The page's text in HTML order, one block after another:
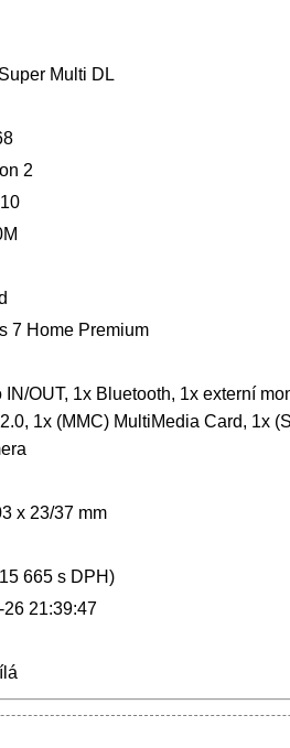
Multi DL
2
7 Home Premium
IN/OUT, 1x Bluetooth, 1x externí
1x (MMC) MultiMedia Card, 1x
x 23/37 mm
665 s DPH)
26 21:39:47